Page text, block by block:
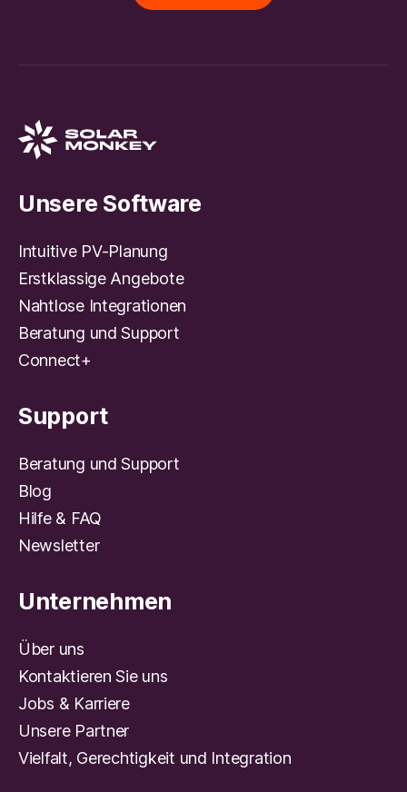
Unsere Software
Intuitive PV-Planung
Erstklassige Angebote
Nahtlose Integrationen
Beratung und Support
Connect+
Support
Beratung und Support
Blog
Hilfe & FAQ
Newsletter
Unternehmen
Über uns
Kontaktieren Sie uns
Jobs & Karriere
Unsere Partner
Vielfalt, Gerechtigkeit und Integration